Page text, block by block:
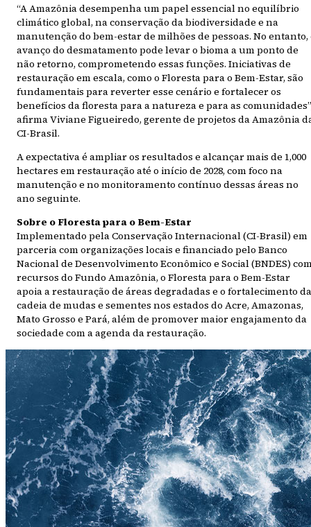
“A Amazônia desempenha um papel essencial no equilíbrio
climático global, na conservação da biodiversidade e na
manutenção do bem-estar de milhões de pessoas. No entanto,
avanço do desmatamento pode levar o bioma a um ponto de
não retorno, comprometendo essas funções. Iniciativas de
restauração em escala, como o Floresta para o Bem-Estar, são
fundamentais para reverter esse cenário e fortalecer os
benefícios da floresta para a natureza e para as
afirma Viviane Figueiredo, gerente de projetos da Amazônia
CI-Brasil.
A expectativa é ampliar os resultados e alcançar mais de 1,000
hectares em restauração até o início de 2028, com foco na
manutenção e no monitoramento contínuo dessas áreas no
ano seguinte.
Sobre o Floresta para o Bem-Estar
Implementado pela Conservação Internacional (CI-Brasil) em
parceria com organizações locais e financiado pelo Banco
Nacional de Desenvolvimento Econômico e Social (BNDES)
recursos do Fundo Amazônia, o Floresta para o Bem-Estar
apoia a restauração de áreas degradadas e o fortalecimento da
cadeia de mudas e sementes nos estados do Acre, Amazonas,
Mato Grosso e Pará, além de promover maior engajamento da
sociedade com a agenda da restauração.